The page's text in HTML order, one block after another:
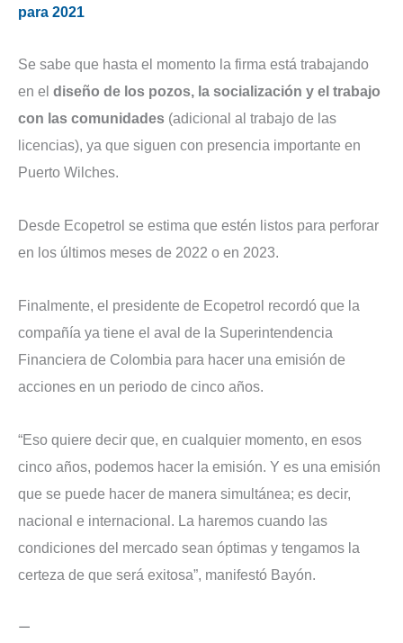
para 2021
Se sabe que hasta el momento la firma está trabajando
en el diseño de los pozos, la socialización y el trabajo
con las comunidades (adicional al trabajo de las
licencias), ya que siguen con presencia importante en
Puerto Wilches.
Desde Ecopetrol se estima que estén listos para perforar
en los últimos meses de 2022 o en 2023.
Finalmente, el presidente de Ecopetrol recordó que la
compañía ya tiene el aval de la Superintendencia
Financiera de Colombia para hacer una emisión de
acciones en un periodo de cinco años.
“Eso quiere decir que, en cualquier momento, en esos
cinco años, podemos hacer la emisión. Y es una emisión
que se puede hacer de manera simultánea; es decir,
nacional e internacional. La haremos cuando las
condiciones del mercado sean óptimas y tengamos la
certeza de que será exitosa”, manifestó Bayón.
—